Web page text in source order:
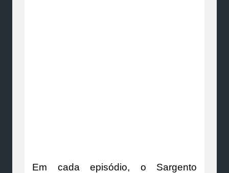
Em cada episódio, o Sargento